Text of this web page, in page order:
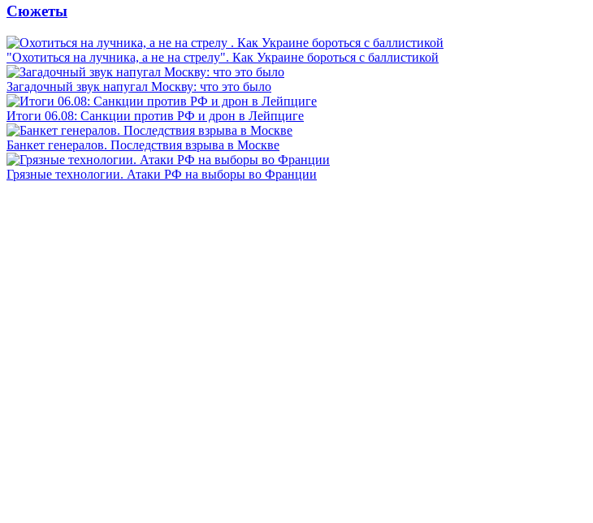
Сюжеты
"Охотиться на лучника, а не на стрелу". Как Украине бороться с баллистикой
Загадочный звук напугал Москву: что это было
Итоги 06.08: Санкции против РФ и дрон в Лейпциге
Банкет генералов. Последствия взрыва в Москве
Грязные технологии. Атаки РФ на выборы во Франции